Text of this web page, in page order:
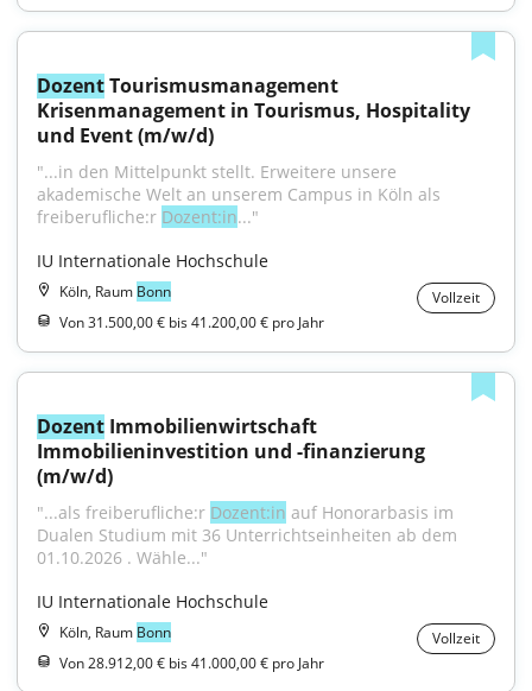
Dozent Tourismusmanagement
Krisenmanagement in Tourismus, Hospitality
und Event (m/w/d)
"...in den Mittelpunkt stellt. Erweitere unsere
akademische Welt an unserem Campus in Köln als
freiberufliche:r Dozent:in..."
IU Internationale Hochschule
Köln, Raum Bonn
Vollzeit
Von 31.500,00 € bis 41.200,00 € pro Jahr
Dozent Immobilienwirtschaft
Immobilieninvestition und -finanzierung
(m/w/d)
"...als freiberufliche:r Dozent:in auf Honorarbasis im
Dualen Studium mit 36 Unterrichtseinheiten ab dem
01.10.2026 . Wähle..."
IU Internationale Hochschule
Köln, Raum Bonn
Vollzeit
Von 28.912,00 € bis 41.000,00 € pro Jahr